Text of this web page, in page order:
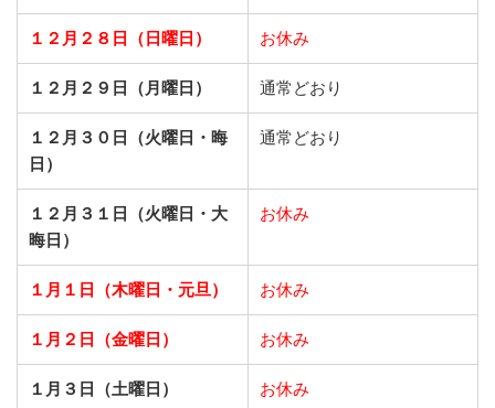
１２月２８日（日曜日） お休み
１２月２９日（月曜日） 通常どおり
１２月３０日（火曜日・晦
日）
通常どおり
１２月３１日（火曜日・大
晦日）
お休み
１月１日（木曜日・元旦） お休み
１月２日（金曜日） お休み
１月３日（土曜日） お休み